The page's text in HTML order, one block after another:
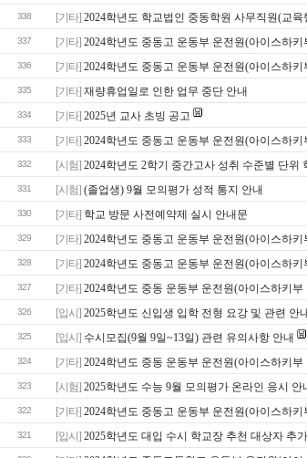
338 [기타] 2024학년도 학교법인 중동학원 사무직원(교
337 [기타] 2024학년도 중동고 운동부 운전원(아이스하
336 [기타] 2024학년도 중동고 운동부 운전원(아이스하키
335 [기타] 재량휴업일로 인한 업무 중단 안내
334 [기타] 2025년 교사 초빙 공고
333 [기타] 2024학년도 중동고 운동부 운전원(아이스하
332 [시험] 2024학년도 2학기 중간고사 성취 수준별 단위
331 [시험] (졸업생) 9월 모의평가 성적 통지 안내
330 [기타] 학교 방문 사전예약제 실시 안내문
329 [기타] 2024학년도 중동고 운동부 운전원(아이스하키
328 [기타] 2024학년도 중동고 운동부 운전원(아이스하키
327 [기타] 2024학년도 중동 운동부 운전원(아이스하키
326 [입시] 2025학년도 신입생 입학 전형 요강 및 관련 안
325 [입시] 수시모집(9월 9일~13일) 관련 유의사항 안내
324 [기타] 2024학년도 중동 운동부 운전원(아이스하키
323 [시험] 2025학년도 수능 9월 모의평가 온라인 응시 안
322 [기타] 2024학년도 중동고 운동부 운전원(아이스하
321 [입시] 2025학년도 대입 수시 학교장 추천 대상자 추